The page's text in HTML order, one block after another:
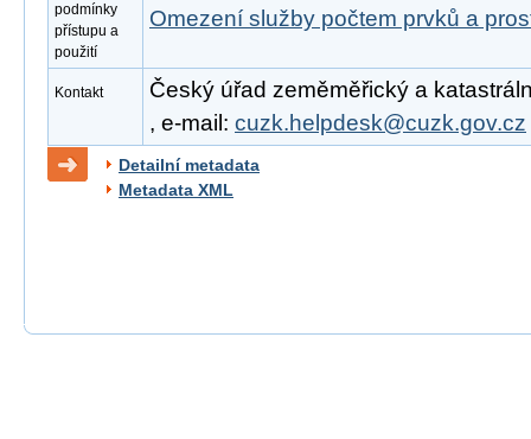
podmínky
přístupu a
použití
Omezení služby počtem prvků a
Kontakt
Český úřad zeměměřický a
, e-mail: cuzk.helpdesk@cuzk.gov.cz
Detailní metadata
Metadata XML